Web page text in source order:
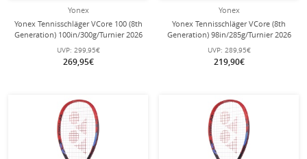
Yonex
Yonex Tennisschläger VCore 100 (8th
Generation) 100in/300g/Turnier 2026
rot - unbesaitet -
UVP: 299,95€
269,95€
Yonex
Yonex Tennisschläger VCore (8th
Generation) 98in/285g/Turnier 2026
rot - unbesaitet -
UVP: 289,95€
219,90€